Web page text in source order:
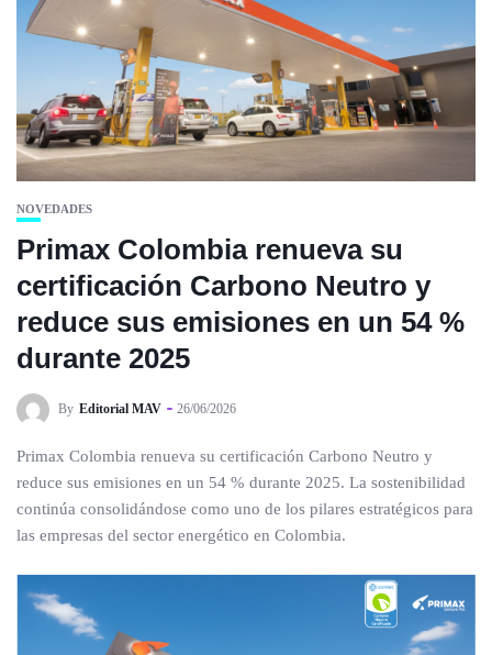
NOVEDADES
Primax Colombia renueva su
certificación Carbono Neutro y
reduce sus emisiones en un 54 %
durante 2025
By Editorial MAV 26/06/2026
Primax Colombia renueva su certificación Carbono Neutro y
reduce sus emisiones en un 54 % durante 2025. La sostenibilidad
continúa consolidándose como uno de los pilares estratégicos para
las empresas del sector energético en Colombia.